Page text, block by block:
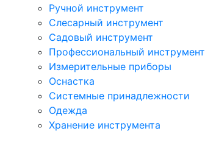
Ручной инструмент
Слесарный инструмент
Садовый инструмент
Профессиональный инструмент
Измерительные приборы
Оснастка
Системные принадлежности
Одежда
Хранение инструмента